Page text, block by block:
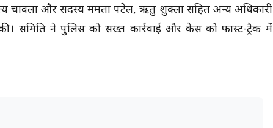
चावला और सदस्य ममता पटेल, ऋतु शुक्ला सहित अन्य अधिकारी
समिति ने पुलिस को सख्त कार्रवाई और केस को फास्ट-ट्रैक में